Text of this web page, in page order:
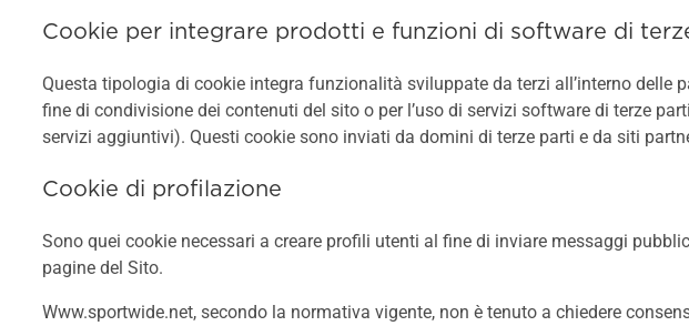
Cookie per integrare prodotti e funzioni di software di
Questa tipologia di cookie integra funzionalità sviluppate da terzi all’interno delle
fine di condivisione dei contenuti del sito o per l’uso di servizi software di terze
servizi aggiuntivi). Questi cookie sono inviati da domini di terze parti e da siti
Cookie di profilazione
Sono quei cookie necessari a creare profili utenti al fine di inviare messaggi
pagine del Sito.
Www.sportwide.net, secondo la normativa vigente, non è tenuto a chiedere